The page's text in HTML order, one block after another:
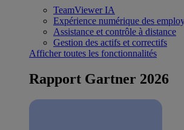
TeamViewer IA
Expérience numérique des
Assistance et contrôle à distance
Gestion des actifs et correctifs
Afficher toutes les fonctionnalités
Rapport Gartner 2026